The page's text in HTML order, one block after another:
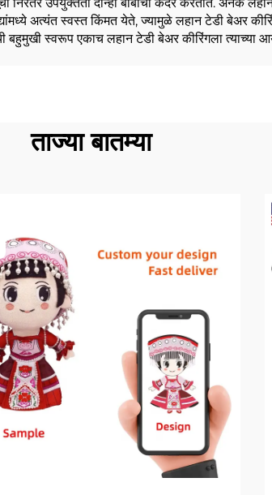
अत्यंत स्वस्त किंमत येते, ज्यामुळे लहान टेडी बेअर
बहुमुखी स्वरूप एकाच लहान टेडी बेअर कीरिंगला त्याच्या
ताज्या बातम्या